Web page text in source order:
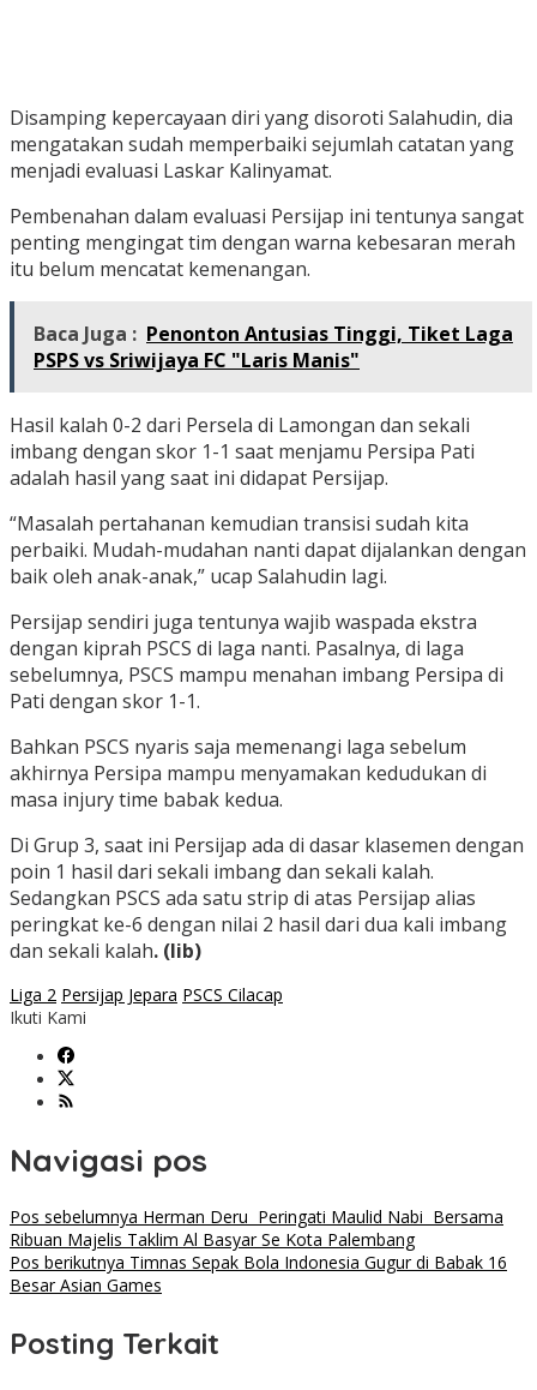
Disamping kepercayaan diri yang disoroti Salahudin, dia
mengatakan sudah memperbaiki sejumlah catatan yang
menjadi evaluasi Laskar Kalinyamat.
Pembenahan dalam evaluasi Persijap ini tentunya sangat
penting mengingat tim dengan warna kebesaran merah
itu belum mencatat kemenangan.
Baca Juga : Penonton Antusias Tinggi, Tiket Laga
PSPS vs Sriwijaya FC "Laris Manis"
Hasil kalah 0-2 dari Persela di Lamongan dan sekali
imbang dengan skor 1-1 saat menjamu Persipa Pati
adalah hasil yang saat ini didapat Persijap.
“Masalah pertahanan kemudian transisi sudah kita
perbaiki. Mudah-mudahan nanti dapat dijalankan dengan
baik oleh anak-anak,” ucap Salahudin lagi.
Persijap sendiri juga tentunya wajib waspada ekstra
dengan kiprah PSCS di laga nanti. Pasalnya, di laga
sebelumnya, PSCS mampu menahan imbang Persipa di
Pati dengan skor 1-1.
Bahkan PSCS nyaris saja memenangi laga sebelum
akhirnya Persipa mampu menyamakan kedudukan di
masa injury time babak kedua.
Di Grup 3, saat ini Persijap ada di dasar klasemen dengan
poin 1 hasil dari sekali imbang dan sekali kalah.
Sedangkan PSCS ada satu strip di atas Persijap alias
peringkat ke-6 dengan nilai 2 hasil dari dua kali imbang
dan sekali kalah. (lib)
Liga 2 Persijap Jepara PSCS Cilacap
Ikuti Kami
Navigasi pos
Pos sebelumnya Herman Deru Peringati Maulid Nabi Bersama
Ribuan Majelis Taklim Al Basyar Se Kota Palembang
Pos berikutnya Timnas Sepak Bola Indonesia Gugur di Babak 16
Besar Asian Games
Posting Terkait